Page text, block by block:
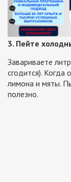
3. Пейте
Завариваете
сгодится). Когда
лимона и мяты.
полезно.